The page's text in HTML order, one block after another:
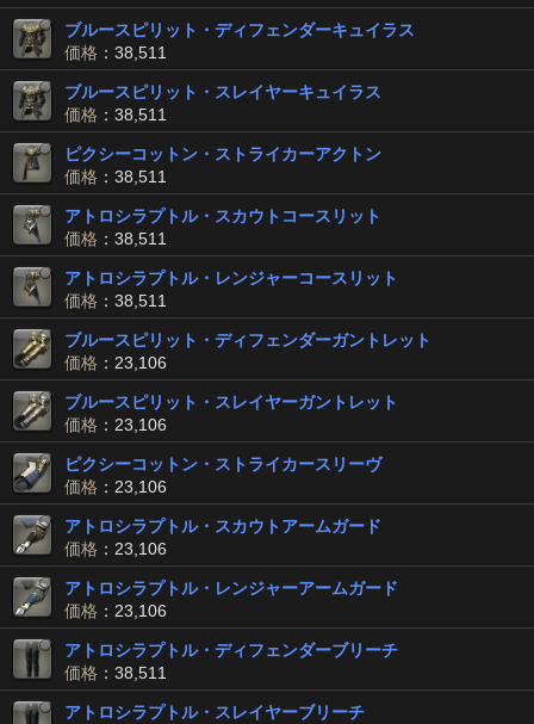
ブルースピリット・ディフェンダーキュイラス
価格 ：38,511
ブルースピリット・スレイヤーキュイラス
価格 ：38,511
ピクシーコットン・ストライカーアクトン
価格 ：38,511
アトロシラプトル・スカウトコースリット
価格 ：38,511
アトロシラプトル・レンジャーコースリット
価格 ：38,511
ブルースピリット・ディフェンダーガントレット
価格 ：23,106
ブルースピリット・スレイヤーガントレット
価格 ：23,106
ピクシーコットン・ストライカースリーヴ
価格 ：23,106
アトロシラプトル・スカウトアームガード
価格 ：23,106
アトロシラプトル・レンジャーアームガード
価格 ：23,106
アトロシラプトル・ディフェンダーブリーチ
価格 ：38,511
アトロシラプトル・スレイヤーブリーチ